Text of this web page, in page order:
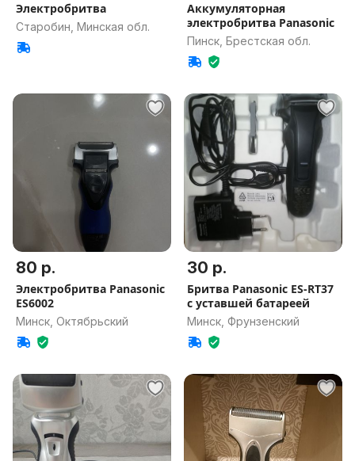
Электробритва
Старобин, Минская обл.
Аккумуляторная
электробритва Panasonic
Пинск, Брестская обл.
80 р.
Электробритва Panasonic
ES6002
Минск, Октябрьский
30 р.
Бритва Panasonic ES-RT37
с уставшей батареей
Минск, Фрунзенский